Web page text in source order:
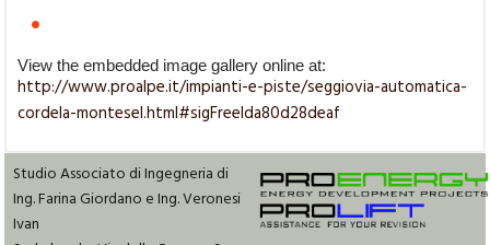
View the embedded image gallery online at:
http://www.proalpe.it/impianti-e-piste/seggiovia-automatica-
cordela-montesel.html#sigFreeIda80d28deaf
Studio Associato di Ingegneria di
Ing. Farina Giordano e Ing. Veronesi
Ivan